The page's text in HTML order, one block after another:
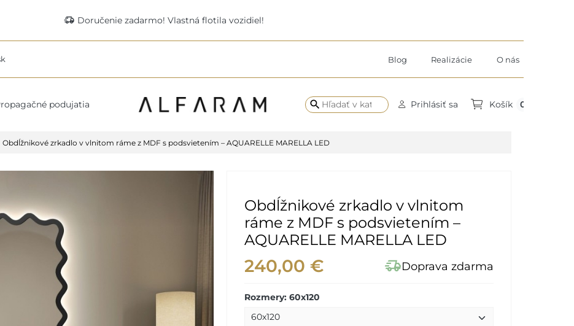
delivery_truck_speed Doručenie zadarmo! Vlastná flotila vozidiel!
Blog Realizácie O nás
podujatia search Prihlásiť sa Košík 0
Obdĺžnikové zrkadlo v vlnitom ráme z MDF s podsvietením – AQUARELLE MARELLA LED
Obdĺžnikové zrkadlo v vlnitom
ráme z MDF s podsvietením –
AQUARELLE MARELLA LED
240,00 € delivery_truck_speedDoprava zdarma
Rozmery: 60x120